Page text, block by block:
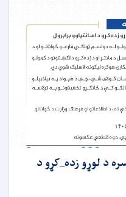
د لوړو زده_کړو د